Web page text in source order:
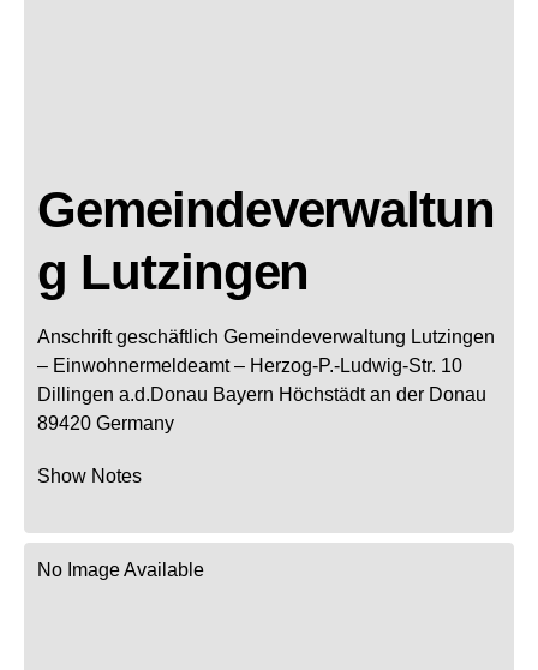
Gemeindeverwaltun
g Lutzingen
Anschrift geschäftlich Gemeindeverwaltung Lutzingen
– Einwohnermeldeamt – Herzog-P.-Ludwig-Str. 10
Dillingen a.d.Donau Bayern Höchstädt an der Donau
89420 Germany
Show Notes
No Image Available